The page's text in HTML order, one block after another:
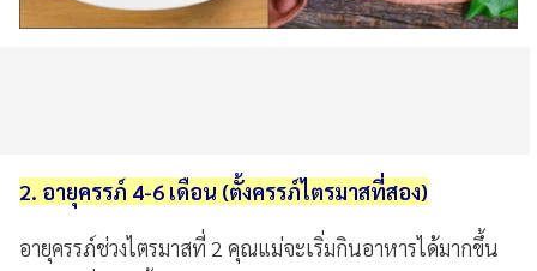
2. อายุครรภ์ 4-6 เดือน (ตั้งครรภ์ไตรมาสที่สอง)
อายุครรภ์ช่วงไตรมาสที่ 2 คุณแม่จะเริ่มกินอาหารได้มากขึ้น